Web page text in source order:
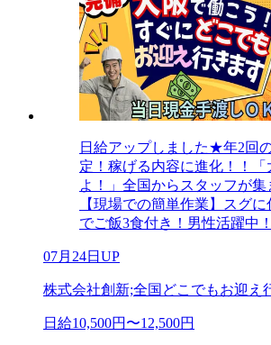
日給アップしました★年2回
定！稼げる内容に進化！！
よ！」全国からスタッフが集
【現場での簡単作業】スグ
でご飯3食付き！男性活躍中！
07月24日UP
株式会社創新;全国どこでもお迎え
日給10,500円〜12,500円